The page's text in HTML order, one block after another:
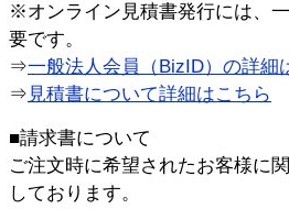
※オンライン見積書発行には、
要です。
⇒一般法人会員（BizID）の詳細
⇒ 見積書について詳細はこちら
■請求書について
ご注文時に希望されたお客様に
しております。